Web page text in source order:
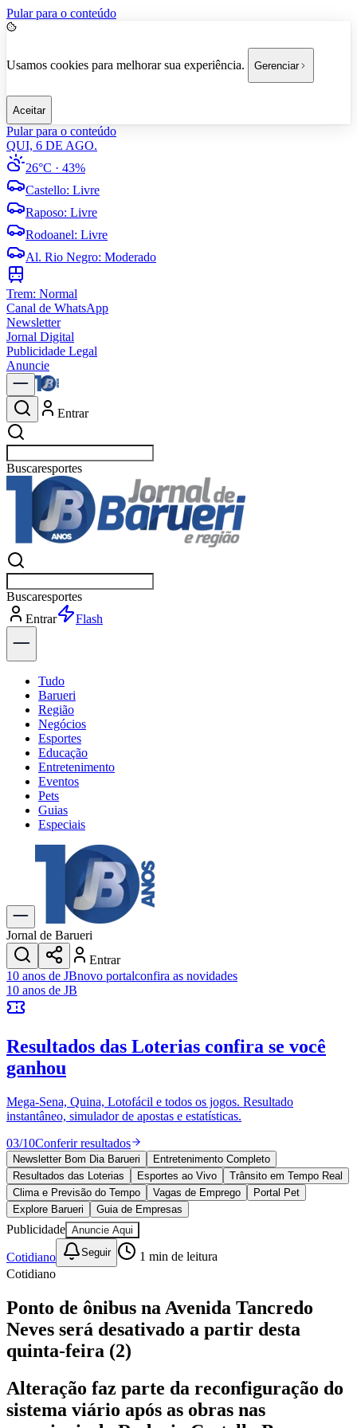
Pular para o conteúdo
Usamos cookies para melhorar sua experiência. Gerenciar
Aceitar
Pular para o conteúdo
QUI, 6 DE AGO.
26°C · 43%
Castello: Livre
Raposo: Livre
Rodoanel: Livre
Al. Rio Negro: Moderado
Trem: Normal
Canal de WhatsApp
Newsletter
Jornal Digital
Publicidade Legal
Anuncie
Entrar
Buscarpolítica
Buscarpolítica
Entrar
Explorar
Tudo
Barueri
Região
Negócios
Esportes
Educação
Entretenimento
Eventos
Pets
Guias
Especiais
Explore Tudo
Últimas Notícias
Previsão do Tempo
Trânsito e Rotas
Dia a Dia & Lazer
Transportes
Gastronomia
Cinema & Shows
JogosNovo
Anuncie no Portal
Cadastrar Empresa
Divulgar Vagas
Política
Esportes
Saúde
Segurança
Cultura
Meio Ambiente
Obras
Educação
Bairros de Barueri
AldeiaAldeia da SerraAldeia de BarueriAlphavilleBairro
JubranBelvalBethavilleBoa
VistaCalifórniaCarapicuíba
MilitarItapeviJandiraJardim AudirJardim BelvalJardim
Califórnia
Jardim dos Altos Jardim dos Camargos
EsperançaJardim GrazielaJardim IracemaJardim Itaquiti
Jornal de Barueri
Entrar
10 anos de JBnovo portalconfira as novidades
10 anos de JB
Resultados das Loterias confira se você
ganhou
Mega-Sena, Quina, Lotofácil e todos os jogos. Resultado
instantâneo, simulador de apostas e estatísticas.
03/10Conferir resultados
Newsletter Bom Dia Barueri
Entretenimento Completo
Resultados das Loterias
Esportes ao Vivo
Trânsito em Tempo Real
Clima e Previsão do Tempo
Vagas de Emprego
Portal Pet
Explore Barueri
Guia de Empresas
Publicidade Anuncie Aqui
Cotidiano Seguir 1 min de leitura
Cotidiano
Ponto de ônibus na Avenida Tancredo
Neves será desativado a partir desta
quinta-feira (2)
Alteração faz parte da reconfiguração do
sistema viário após as obras nas